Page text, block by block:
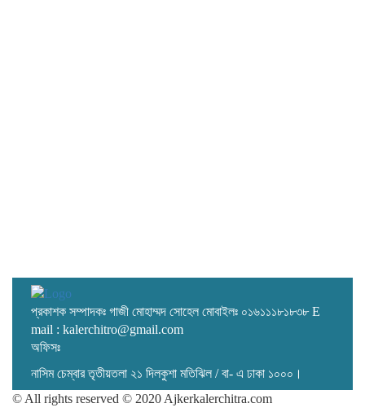
প্রকাশক সম্পাদকঃ গাজী মোহাম্মদ সোহেল মোবাইলঃ ০১৬১১১৮১৮৩৮ E
mail : kalerchitro@gmail.com
অফিসঃ
নাসিম চেম্বার তৃতীয়তলা ২১ দিলকুশা মতিঝিল / বা- এ ঢাকা ১০০০।
© All rights reserved © 2020 Ajkerkalerchitra.com